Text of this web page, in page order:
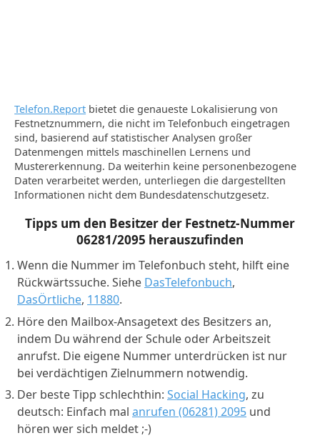
Telefon.Report bietet die genaueste Lokalisierung von
Festnetznummern, die nicht im Telefonbuch eingetragen
sind, basierend auf statistischer Analysen großer
Datenmengen mittels maschinellen Lernens und
Mustererkennung. Da weiterhin keine personenbezogene
Daten verarbeitet werden, unterliegen die dargestellten
Informationen nicht dem Bundesdatenschutzgesetz.
Tipps um den Besitzer der Festnetz-Nummer
06281/2095 herauszufinden
Wenn die Nummer im Telefonbuch steht, hilft eine
Rückwärtssuche. Siehe DasTelefonbuch,
DasÖrtliche, 11880.
Höre den Mailbox-Ansagetext des Besitzers an,
indem Du während der Schule oder Arbeitszeit
anrufst. Die eigene Nummer unterdrücken ist nur
bei verdächtigen Zielnummern notwendig.
Der beste Tipp schlechthin: Social Hacking, zu
deutsch: Einfach mal anrufen (06281) 2095 und
hören wer sich meldet ;-)